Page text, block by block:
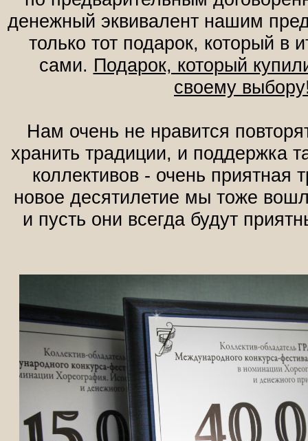
денежный эквивалент нашим
только тот подарок, который в
сами. Подарок, который
своему
Нам очень не нравится
хранить традиции, и поддержка
коллективов - очень приятная
новое десятилетие мы тоже
и пусть они всегда будут